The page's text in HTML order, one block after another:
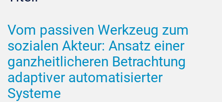
Vom passiven Werkzeug zum
sozialen Akteur: Ansatz einer
ganzheitlicheren Betrachtung
adaptiver automatisierter
Systeme